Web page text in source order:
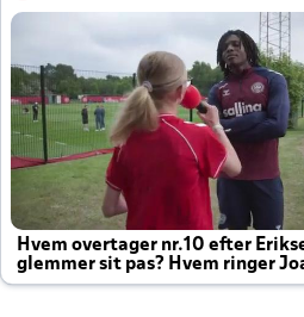
Hvem overtager nr.10 efter
glemmer sit pas? Hvem ringer
altid til efter kampe?